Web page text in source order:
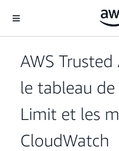
AWS
le tableau
Limit et les
CloudWatch